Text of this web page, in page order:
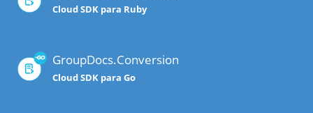
Cloud SDK para Ruby
GroupDocs.Conversion
Cloud SDK para Go